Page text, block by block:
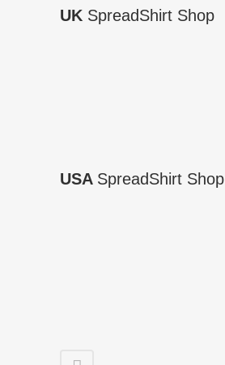
UK SpreadShirt Shop
USA SpreadShirt Shop